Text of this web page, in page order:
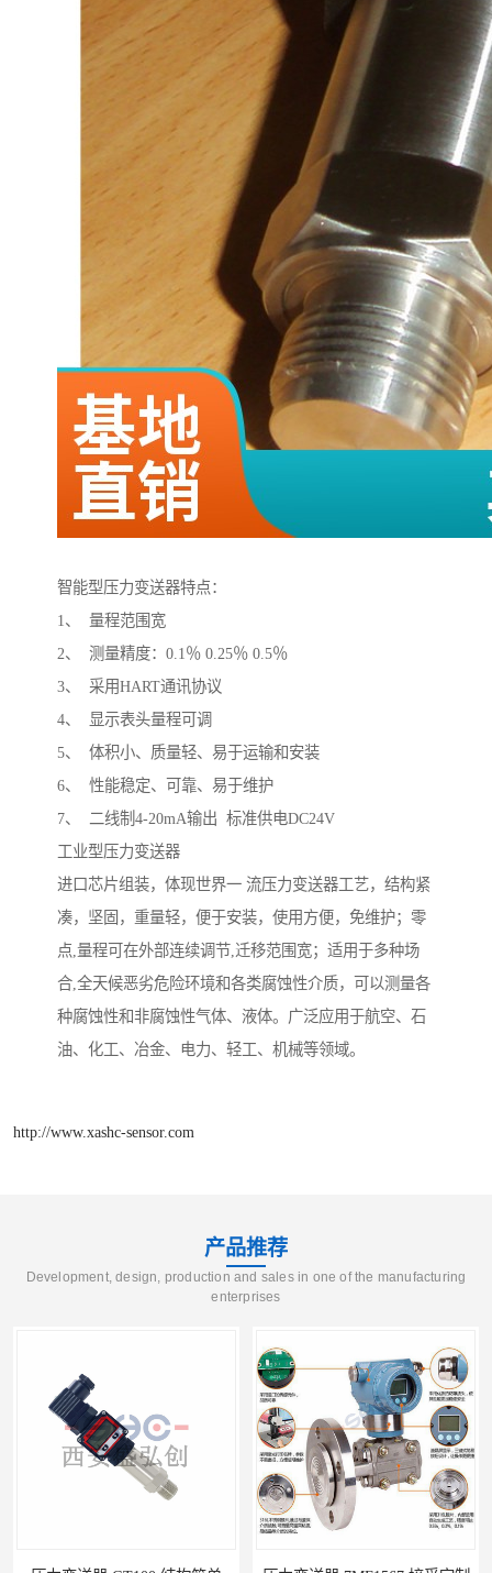
智能型压力变送器特点：
1、 量程范围宽
2、 测量精度：0.1％ 0.25％ 0.5％
3、 采用HART通讯协议
4、 显示表头量程可调
5、 体积小、质量轻、易于运输和安装
6、 性能稳定、可靠、易于维护
7、 二线制4-20mA输出 标准供电DC24V
工业型压力变送器
进口芯片组装，体现世界一 流压力变送器工艺，结构紧
凑，坚固，重量轻，便于安装，使用方便，免维护；零
点,量程可在外部连续调节,迁移范围宽；适用于多种场
合,全天候恶劣危险环境和各类腐蚀性介质，可以测量各
种腐蚀性和非腐蚀性气体、液体。广泛应用于航空、石
油、化工、冶金、电力、轻工、机械等领域。
http://www.xashc-sensor.com
产品推荐
Development, design, production and sales in one of the manufacturing
enterprises